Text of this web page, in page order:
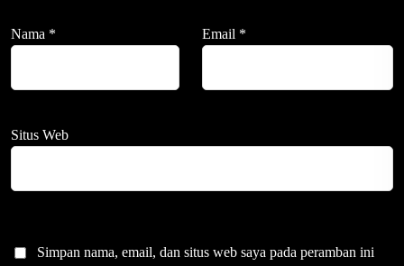
Nama * Email *
Situs Web
Simpan nama, email, dan situs web saya pada peramban ini